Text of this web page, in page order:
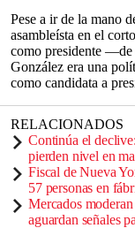
Pese a ir de la mano
asambleísta en el
como presidente
González era una
como candidata a
RELACIONADOS
Continúa el
pierden nivel en
Fiscal de Nueva
57 personas en
Mercados
aguardan señales